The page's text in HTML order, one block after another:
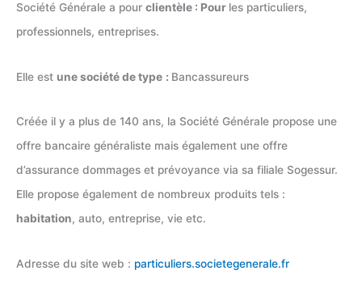
Société Générale a pour clientèle : Pour les particuliers,
professionnels, entreprises.
Elle est une société de type : Bancassureurs
Créée il y a plus de 140 ans, la Société Générale propose une
offre bancaire généraliste mais également une offre
d’assurance dommages et prévoyance via sa filiale Sogessur.
Elle propose également de nombreux produits tels :
habitation, auto, entreprise, vie etc.
Adresse du site web : particuliers.societegenerale.fr